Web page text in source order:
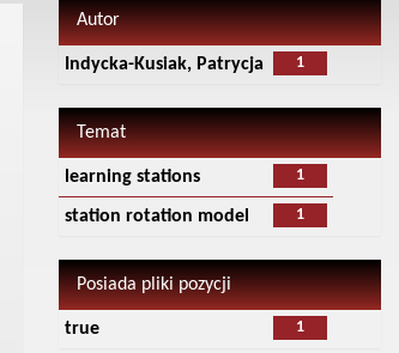
Autor
1
Indycka-Kusiak, Patrycja
Temat
1
learning stations
1
station rotation model
Posiada pliki pozycji
1
true